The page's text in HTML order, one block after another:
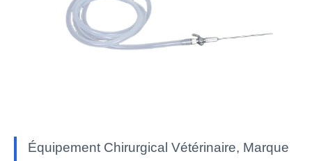
Équipement Chirurgical Vétérinaire, Marque